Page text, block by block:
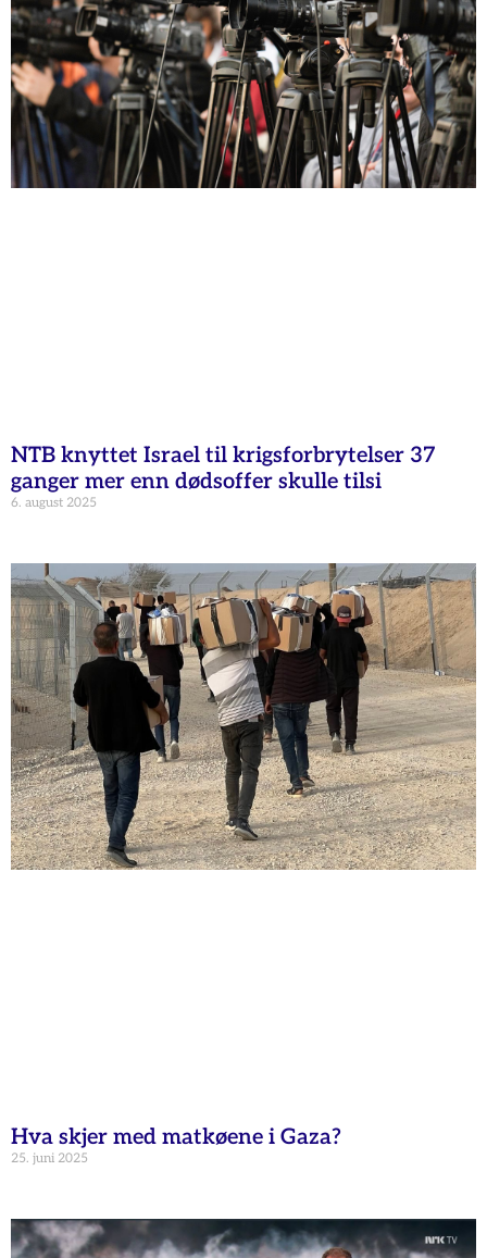
NTB knyttet Israel til krigsforbrytelser 37
ganger mer enn dødsoffer skulle tilsi
6. august 2025
Hva skjer med matkøene i Gaza?
25. juni 2025